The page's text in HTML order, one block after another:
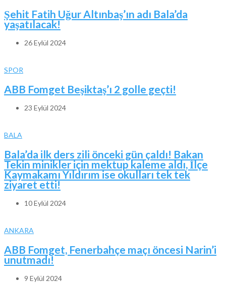
Şehit Fatih Uğur Altınbaş’ın adı Bala’da
yaşatılacak!
26 Eylül 2024
SPOR
ABB Fomget Beşiktaş’ı 2 golle geçti!
23 Eylül 2024
BALA
Bala’da ilk ders zili önceki gün çaldı! Bakan
Tekin minikler için mektup kaleme aldı, İlçe
Kaymakamı Yıldırım ise okulları tek tek
ziyaret etti!
10 Eylül 2024
ANKARA
ABB Fomget, Fenerbahçe maçı öncesi Narin’i
unutmadı!
9 Eylül 2024